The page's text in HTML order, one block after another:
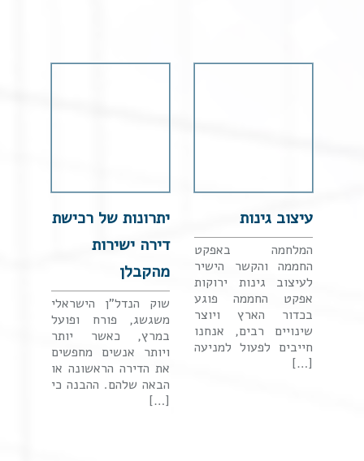
עיצוב גינות
המלחמה באפקט
החממה והקשר הישיר
לעיצוב גינות ירוקות
אפקט החממה פוגע
בכדור הארץ ויוצר
שינויים רבים, אנחנו
חייבים לפעול למניעה
[…]
יתרונות של רכישת
דירה ישירות
מהקבלן
שוק הנדל"ן הישראלי
משגשג, פורח ופועל
במרץ, כאשר יותר
ויותר אנשים מחפשים
את הדירה הראשונה או
הבאה שלהם. ההבנה כי
[…]